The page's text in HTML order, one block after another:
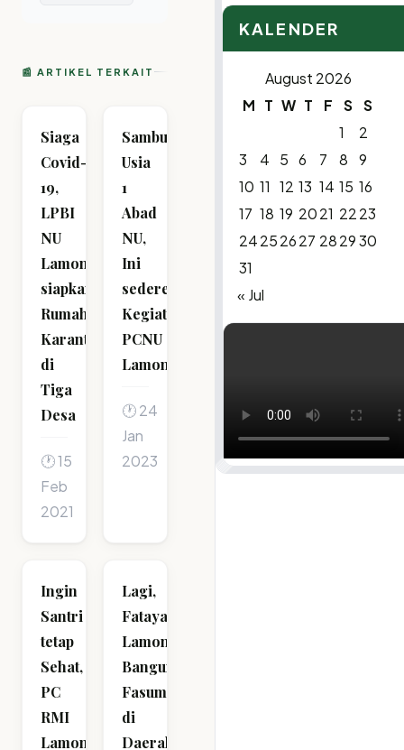
📰 ARTIKEL TERKAIT
Siaga
Covid-
19,
LPBI
NU
Lamongan
siapkan
Rumah
Karantina
di
Tiga
Desa
🕐 15
Feb
2021
Sambut
Usia
1
Abad
NU,
Ini
sederet
Kegiatan
PCNU
Lamongan
🕐 24
Jan
2023
Ingin
Santri
tetap
Sehat,
PC
RMI
Lamongan
Lagi,
Fatayat
Lamongan
Bangun
Fasum
di
Daerah
KALENDER
August 2026
M T W T F S S
1
2
3
4 5 6 7 8
9
10 11 12 13 14 15 16
17 18 19 2021 2223
24252627 282930
31
« Jul